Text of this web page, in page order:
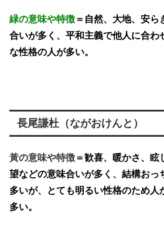
緑の意味や特徴＝自然、大地、安ら
合いが多く、平和主義で他人に合わ
な性格の人が多い。
長尾謙杜（ながおけんと）
黃の意味や特徴＝歓喜、暖かさ、眩
望などの意味合いが多く、結構おっ
多いが、とても明るい性格のため人
多い。